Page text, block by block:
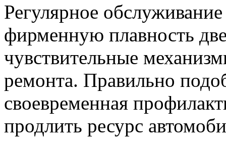
Регулярное
фирменную плавность
чувствительные
ремонта. Правильно
своевременная
продлить ресурс